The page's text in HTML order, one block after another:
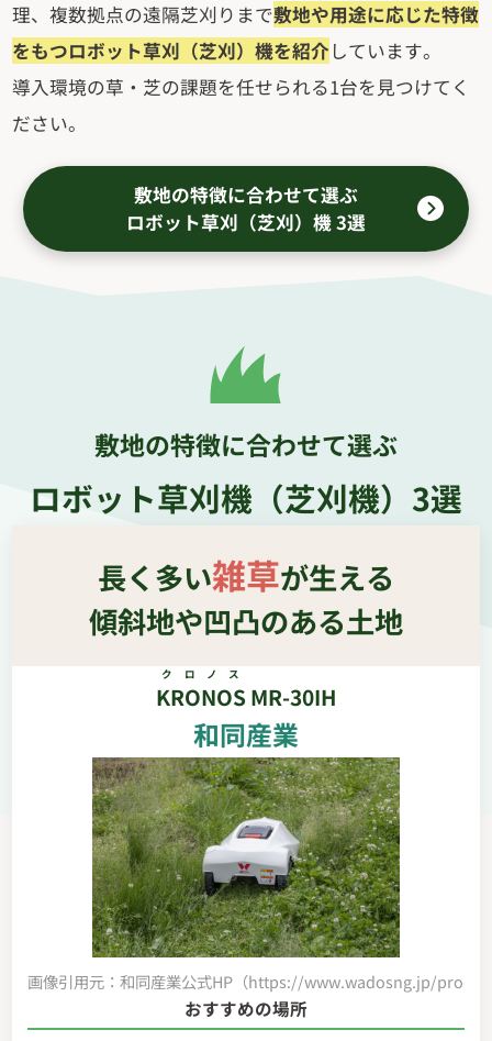
理、複数拠点の遠隔芝刈りまで敷地や用途に応じた特徴
をもつロボット草刈（芝刈）機を紹介 しています。
導入環境の草・芝の課題を任せられる1台を見つけてく
ださい。
敷地の特徴に合わせて選ぶ
ロボット草刈（芝刈）機 3選
敷地の特徴に合わせて選ぶ
ロボット草刈機（芝刈機）3選
長く多い雑草が生える
傾斜地や凹凸のある土地
KRONOS
クロノス
MR-30IH
和同産業
画像引用元：和同産業公式HP（https://www.wadosng.jp/
おすすめの場所